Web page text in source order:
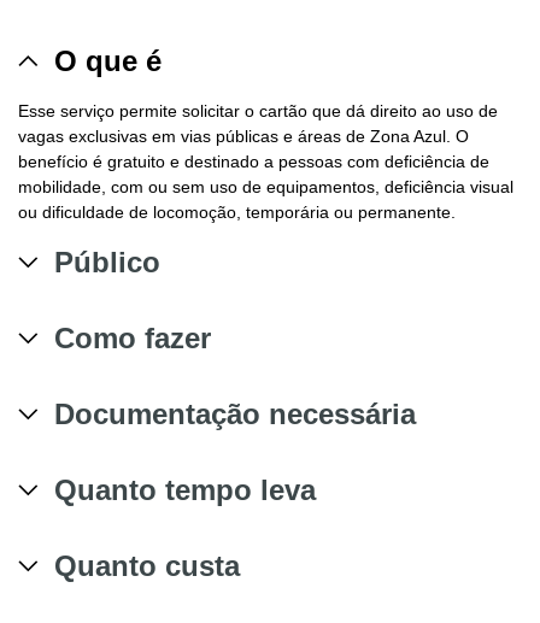
O que é
Esse serviço permite solicitar o cartão que dá direito ao uso de
vagas exclusivas em vias públicas e áreas de Zona Azul. O
benefício é gratuito e destinado a pessoas com deficiência de
mobilidade, com ou sem uso de equipamentos, deficiência visual
ou dificuldade de locomoção, temporária ou permanente.
Público
Como fazer
Documentação necessária
Quanto tempo leva
Quanto custa